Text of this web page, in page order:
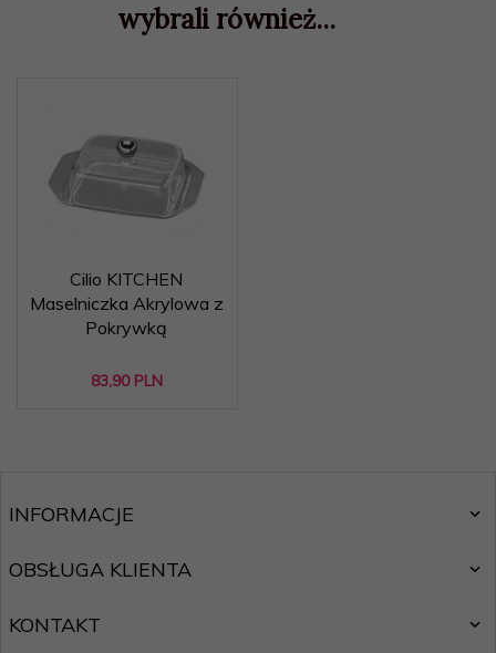
wybrali również...
Cilio KITCHEN
Maselniczka Akrylowa z
Pokrywką
83,90 PLN
INFORMACJE
OBSŁUGA KLIENTA
KONTAKT